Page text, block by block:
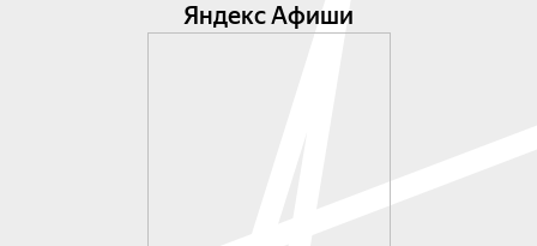
Яндекс Афиши